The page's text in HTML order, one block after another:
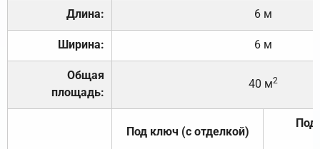
Длина: 6 м
Ширина: 6 м
Общая
площадь:
40 м2
Под ключ (с отделкой)
Под